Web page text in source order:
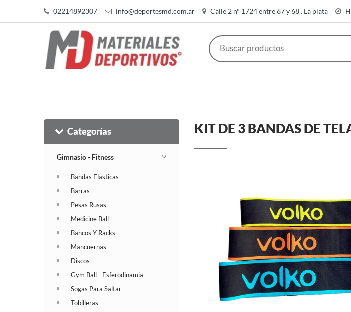
02214892307 info@deportesmd.com.ar Calle 2 n° 1724 entre 67 y 68 . La plata
Categorías
Gimnasio - Fitness
Bandas Elasticas
Barras
Pesas Rusas
Medicine Ball
Bancos Y Racks
Mancuernas
Discos
Gym Ball - Esferodinamia
Sogas Para Saltar
Tobilleras
KIT DE 3 BANDAS DE